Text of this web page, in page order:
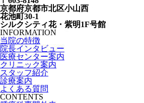
京都府京都市北区小山西
花池町30-1
シルクシティ花・紫明1F号館
INFORMATION
当院の特徴
院長インタビュー
医療センター案内
クリニック案内
スタッフ紹介
診療案内
よくある質問
CONTENTS